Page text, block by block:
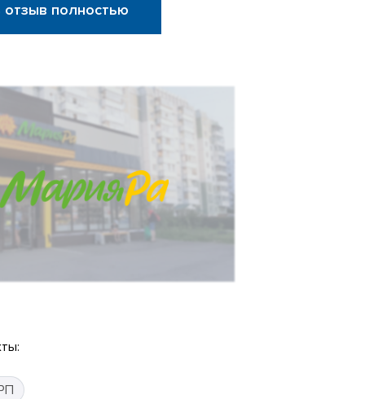
отзыв полностью